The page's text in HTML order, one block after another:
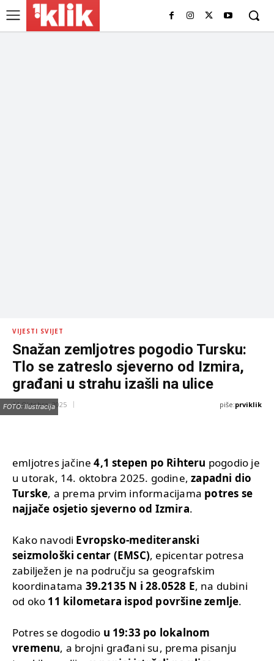
VIJESTI SVIJET
Snažan zemljotres pogodio Tursku:
Tlo se zatreslo sjeverno od Izmira,
građani u strahu izašli na ulice
14 Oktobra, 2025 piše:prviklik
FOTO: Ilustracija
emljotres jačine4,1 stepen po Rihteru pogodio je
u utorak, 14. oktobra 2025. godine,zapadni dio
Turske, a prema prvim informacijama potres se
najjače osjetio sjeverno od Izmira.
Kako navodi Evropsko-mediteranski
seizmološki centar (EMSC), epicentar potresa
zabilježen je na području sa geografskim
koordinatama 39.2135 N i 28.0528 E, na dubini
od oko 11 kilometara ispod površine zemlje.
Potres se dogodio u 19:33 po lokalnom
vremenu, a brojni građani su, prema pisanju